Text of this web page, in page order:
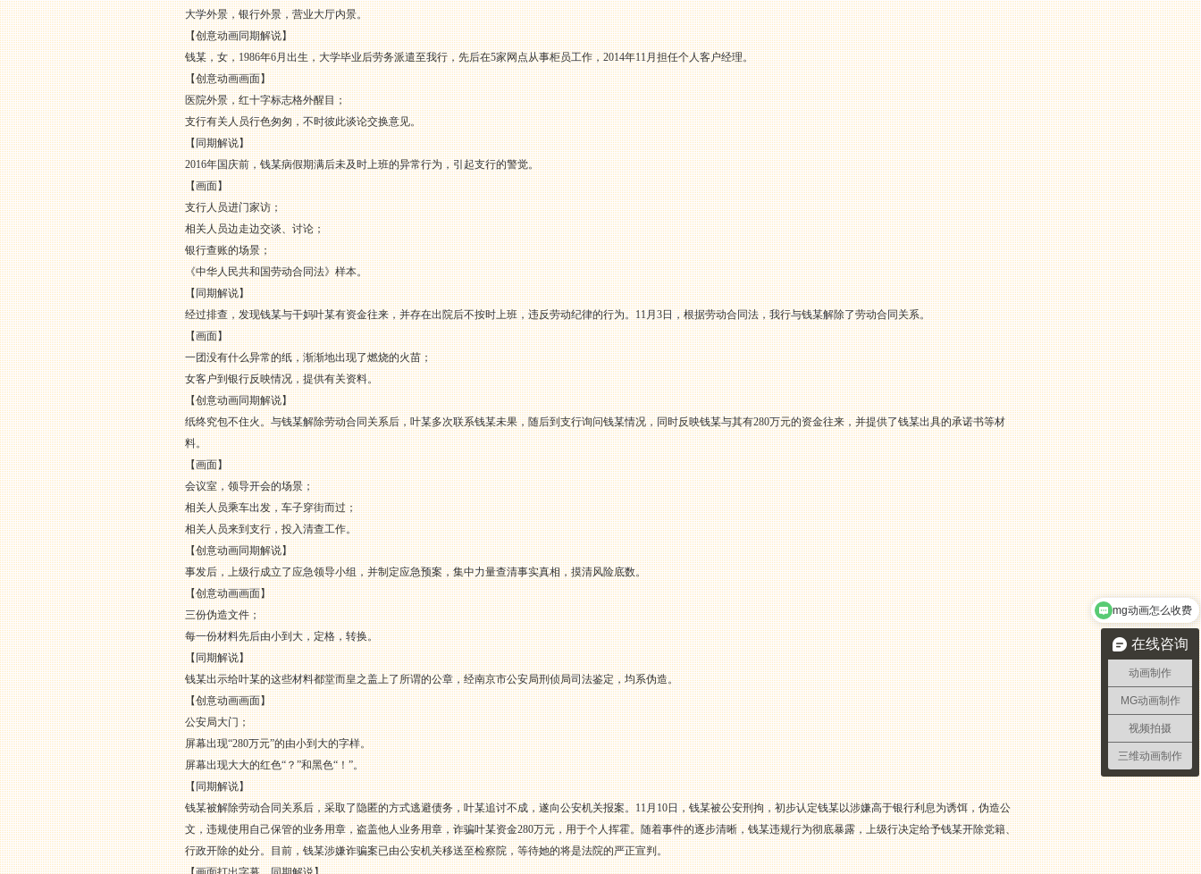
大学外景，银行外景，营业大厅内景。
【创意动画同期解说】
钱某，女，1986年6月出生，大学毕业后劳务派遣至我行，先后在5家网点从事柜员工作，2014年11月担任个人客户经理。
【创意动画画面】
医院外景，红十字标志格外醒目；
支行有关人员行色匆匆，不时彼此谈论交换意见。
【同期解说】
2016年国庆前，钱某病假期满后未及时上班的异常行为，引起支行的警觉。
【画面】
支行人员进门家访；
相关人员边走边交谈、讨论；
银行查账的场景；
《中华人民共和国劳动合同法》样本。
【同期解说】
经过排查，发现钱某与干妈叶某有资金往来，并存在出院后不按时上班，违反劳动纪律的行为。11月3日，根据劳动合同法，我行与钱某解除了劳动合同关系。
【画面】
一团没有什么异常的纸，渐渐地出现了燃烧的火苗；
女客户到银行反映情况，提供有关资料。
【创意动画同期解说】
纸终究包不住火。与钱某解除劳动合同关系后，叶某多次联系钱某未果，随后到支行询问钱某情况，同时反映钱某与其有280万元的资金往来，并提供了钱某出具的承诺书等材
料。
【画面】
会议室，领导开会的场景；
相关人员乘车出发，车子穿街而过；
相关人员来到支行，投入清查工作。
【创意动画同期解说】
事发后，上级行成立了应急领导小组，并制定应急预案，集中力量查清事实真相，摸清风险底数。
【创意动画画面】
三份伪造文件；
每一份材料先后由小到大，定格，转换。
【同期解说】
钱某出示给叶某的这些材料都堂而皇之盖上了所谓的公章，经南京市公安局刑侦局司法鉴定，均系伪造。
【创意动画画面】
公安局大门；
屏幕出现“280万元”的由小到大的字样。
屏幕出现大大的红色“？”和黑色“！”。
【同期解说】
钱某被解除劳动合同关系后，采取了隐匿的方式逃避债务，叶某追讨不成，遂向公安机关报案。11月10日，钱某被公安刑拘，初步认定钱某以涉嫌高于银行利息为诱饵，伪造公
文，违规使用自己保管的业务用章，盗盖他人业务用章，诈骗叶某资金280万元，用于个人挥霍。随着事件的逐步清晰，钱某违规行为彻底暴露，上级行决定给予钱某开除党籍、
行政开除的处分。目前，钱某涉嫌诈骗案已由公安机关移送至检察院，等待她的将是法院的严正宣判。
在线咨询
动画制作
MG动画制作
视频拍摄
三维动画制作
mg动画怎么收费